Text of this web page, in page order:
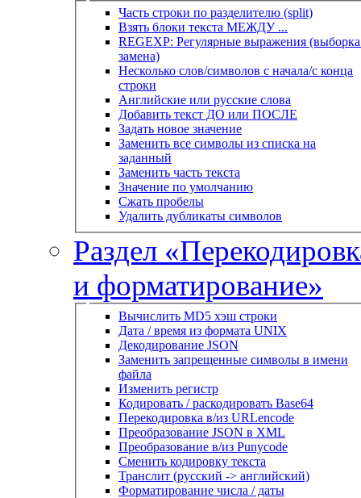
Часть строки по разделителю (split)
Взять блоки текста МЕЖДУ ...
REGEXP: Регулярные выражения
замена)
Несколько слов/символов с начала/с конца
строки
Английские или русские слова
Добавить текст ДО или ПОСЛЕ
Задать новое значение
Заменить все символы из списка на
заданный
Заменить часть текста
Значение по умолчанию
Сжать пробелы
Удалить дубликаты символов
Раздел
и форматирование»
Вычислить MD5 хэш строки
Дата / время из формата UNIX
Декодирование JSON
Заменить запрещенные символы в имени
файла
Изменить регистр
Кодировать / раскодировать Base64
Перекодировка в/из URLencode
Преобразование JSON в XML
Преобразование в/из Punycode
Сменить кодировку текста
Транслит (русский -> английский)
Форматирование числа / даты